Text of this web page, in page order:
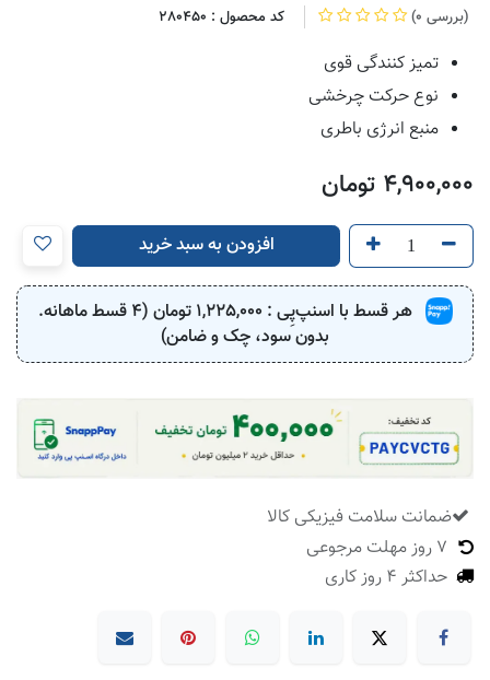
(0 بررسی) کد محصول : 280450
تمیز کنندگی قوی
نوع حرکت چرخشی
منبع انرژی باطری
4,900,000 تومان
افزودن به سبد خرید
هر قسط با اسنپ‌پِی : 1,225,000
تومان (4 قسط ماهانه.
بدون سود، چک و ضامن)
ضمانت سلامت فیزیکی کالا
حداکثر 4 روز کاری